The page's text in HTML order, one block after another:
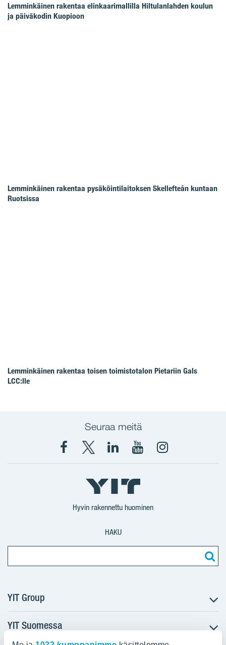
Lemminkäinen rakentaa elinkaarimallilla Hiltulanlahden koulun
ja päiväkodin Kuopioon
Lemminkäinen rakentaa pysäköintilaitoksen Skellefteån kuntaan
Ruotsissa
Lemminkäinen rakentaa toisen toimistotalon Pietariin Gals
LCC:lle
Seuraa meitä
Facebook
X
YIT
Suomi
YIT
Corporation
YIT
Corporation
Instagram
Hyvin rakennettu huominen
HAKU
YIT Group
Tietoa YIT:stä
Töihin meille
YIT Suomessa